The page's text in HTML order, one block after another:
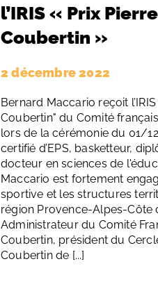
l’IRIS « Prix
Coubertin »
2 décembre 2022
Bernard Maccario reçoit
Coubertin" du Comité
lors de la cérémonie du 01/
certifié d’EPS, basketteur,
docteur en sciences de
Maccario est fortement
sportive et les structures
région Provence-Alpes-Côte
Administrateur du Comité
Coubertin, président du
Coubertin de [...]